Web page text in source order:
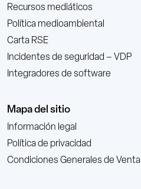
Recursos mediáticos
Política medioambiental
Carta RSE
Incidentes de seguridad – VDP
Integradores de software
Mapa del sitio
Información legal
Política de privacidad
Condiciones Generales de Venta